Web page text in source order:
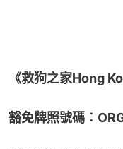
《救狗之家Hong
豁免牌照號碼